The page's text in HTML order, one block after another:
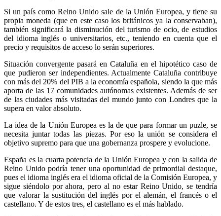
Si un país como Reino Unido sale de la Unión Europea, y tiene su
propia moneda (que en este caso los británicos ya la conservaban),
también significará la disminución del turismo de ocio, de estudios
del idioma inglés o universitarios, etc., teniendo en cuenta que el
precio y requisitos de acceso lo serán superiores.
Situación convergente pasará en Cataluña en el hipotético caso de
que pudieron ser independientes. Actualmente Cataluña contribuye
con más del 20% del PIB a la economía española, siendo la que más
aporta de las 17 comunidades autónomas existentes. Además de ser
de las ciudades más visitadas del mundo junto con Londres que la
supera en valor absoluto.
La idea de la Unión Europea es la de que para formar un puzle, se
necesita juntar todas las piezas. Por eso la unión se considera el
objetivo supremo para que una gobernanza prospere y evolucione.
España es la cuarta potencia de la Unión Europea y con la salida de
Reino Unido podría tener una oportunidad de primordial destaque,
pues el idioma inglés era el idioma oficial de la Comisión Europea, y
sigue siéndolo por ahora, pero al no estar Reino Unido, se tendría
que valorar la sustitución del inglés por el alemán, el francés o el
castellano. Y de estos tres, el castellano es el más hablado.